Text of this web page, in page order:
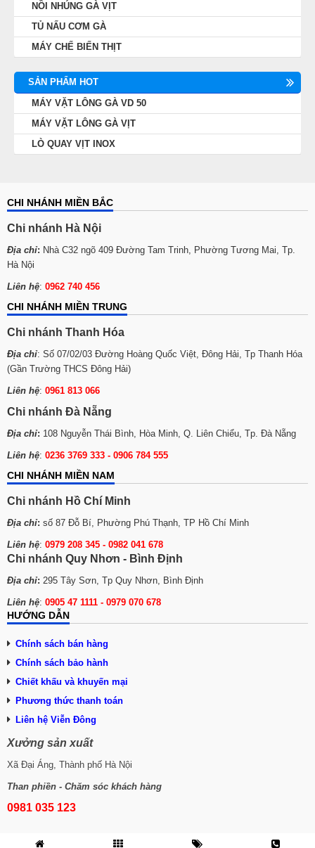
NỒI NHÚNG GÀ VỊT
TỦ NẤU CƠM GÀ
MÁY CHẾ BIẾN THỊT
SẢN PHẨM HOT
MÁY VẶT LÔNG GÀ VD 50
MÁY VẶT LÔNG GÀ VỊT
LÒ QUAY VỊT INOX
CHI NHÁNH MIỀN BẮC
Chi nhánh Hà Nội
Địa chỉ: Nhà C32 ngõ 409 Đường Tam Trinh, Phường Tương Mai, Tp.
Hà Nội
Liên hệ: 0962 740 456
CHI NHÁNH MIỀN TRUNG
Chi nhánh Thanh Hóa
Địa chỉ: Số 07/02/03 Đường Hoàng Quốc Việt, Đông Hải, Tp Thanh Hóa
(Gần Trường THCS Đông Hải)
Liên hệ: 0961 813 066
Chi nhánh Đà Nẵng
Địa chỉ: 108 Nguyễn Thái Bình, Hòa Minh, Q. Liên Chiểu, Tp. Đà Nẵng
Liên hệ: 0236 3769 333 - 0906 784 555
CHI NHÁNH MIỀN NAM
Chi nhánh Hồ Chí Minh
Địa chỉ: số 87 Đỗ Bí, Phường Phú Thạnh, TP Hồ Chí Minh
Liên hệ: 0979 208 345 - 0982 041 678
Chi nhánh Quy Nhơn - Bình Định
Địa chỉ: 295 Tây Sơn, Tp Quy Nhơn, Bình Định
Liên hệ: 0905 47 1111 - 0979 070 678
HƯỚNG DẪN
Chính sách bán hàng
Chính sách bảo hành
Chiết khấu và khuyến mại
Phương thức thanh toán
Liên hệ Viễn Đông
Xưởng sản xuất
Xã Đại Áng, Thành phố Hà Nội
Than phiền - Chăm sóc khách hàng
0981 035 123